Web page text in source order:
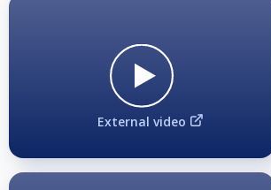
External video